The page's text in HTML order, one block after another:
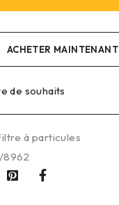
ACHETER MAINTENANT
de souhaits
à particules
8962